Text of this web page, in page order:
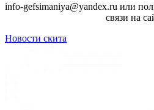
info-gefsimaniya@yandex.ru или
связи на
Новости скита